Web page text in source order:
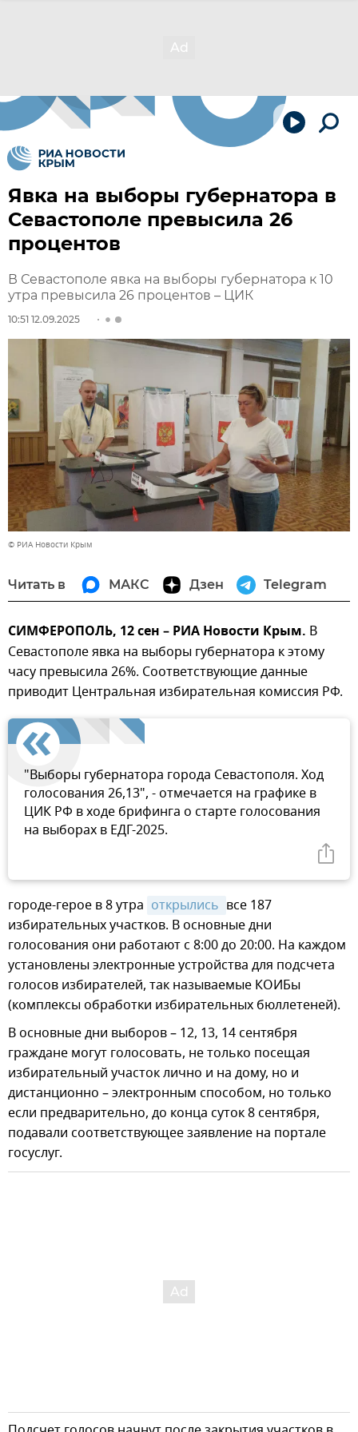
Явка на выборы губернатора в
Севастополе превысила 26
процентов
В Севастополе явка на выборы губернатора к 10
утра превысила 26 процентов – ЦИК
10:51 12.09.2025
© РИА Новости Крым
Читать в МАКС Дзен Telegram
СИМФЕРОПОЛЬ, 12 сен – РИА Новости Крым. В
Севастополе явка на выборы губернатора к этому
часу превысила 26%. Соответствующие данные
приводит Центральная избирательная комиссия РФ.
"Выборы губернатора города Севастополя. Ход
голосования 26,13", - отмечается на графике в
ЦИК РФ в ходе брифинга о старте голосования
на выборах в ЕДГ-2025.
городе-герое в 8 утра открылись все 187
избирательных участков. В основные дни
голосования они работают с 8:00 до 20:00. На каждом
установлены электронные устройства для подсчета
голосов избирателей, так называемые КОИБы
(комплексы обработки избирательных бюллетеней).
В основные дни выборов – 12, 13, 14 сентября
граждане могут голосовать, не только посещая
избирательный участок лично и на дому, но и
дистанционно – электронным способом, но только
если предварительно, до конца суток 8 сентября,
подавали соответствующее заявление на портале
госуслуг.